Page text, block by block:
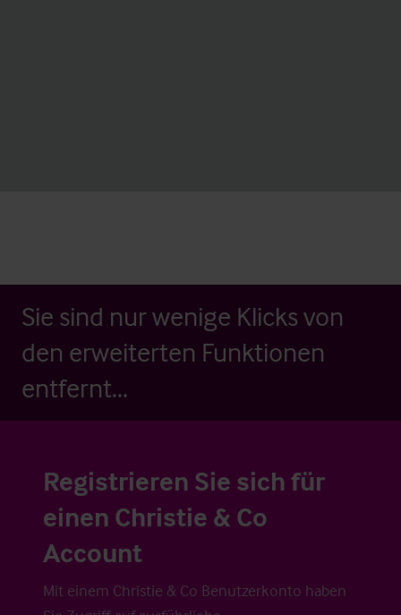
Sie sind nur wenige Klicks von
den erweiterten Funktionen
entfernt...
Registrieren Sie sich für
einen Christie & Co
Account
Mit einem Christie & Co Benutzerkonto haben